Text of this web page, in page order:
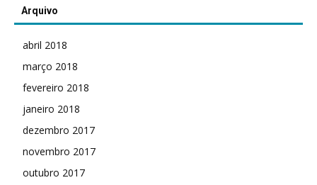
Arquivo
abril 2018
março 2018
fevereiro 2018
janeiro 2018
dezembro 2017
novembro 2017
outubro 2017